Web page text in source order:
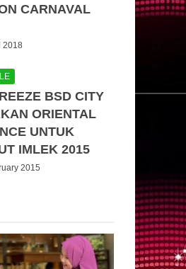
CARNAVAL
2018
BSD CITY
ORIENTAL
UNTUK
IMLEK 2015
2015